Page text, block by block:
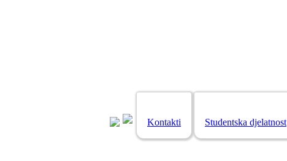
Studentska djelatnost
Kontakti